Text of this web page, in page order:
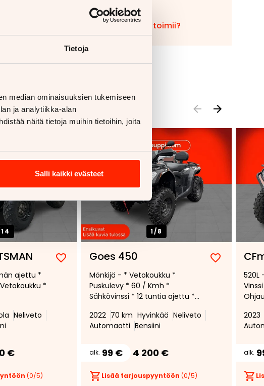
Tietoja
median ominaisuuksien tukemiseen
ja analytiikka-alan
näitä tietoja muihin tietoihin, joita
Salli kaikki evästeet
Miten vaihto toimii?
14
Lisää
suosikiksi
Poista
suosikeista
ajettu *
*
Neliveto
€
(0/5)
1/8
Goes 450
Lisää
suosikiksi
Poista
Mönkijä - * Vetokoukku *
Puskulevy * 60 / Kmh *
Sähkövinssi * 12 tuntia ajettu *
2022 70 km Hyvinkää Neliveto
Automaatti Bensiini
alk. 99 € 4 200 €
Lisää tarjouspyyntöön (0/5)
520L
2023
alk.